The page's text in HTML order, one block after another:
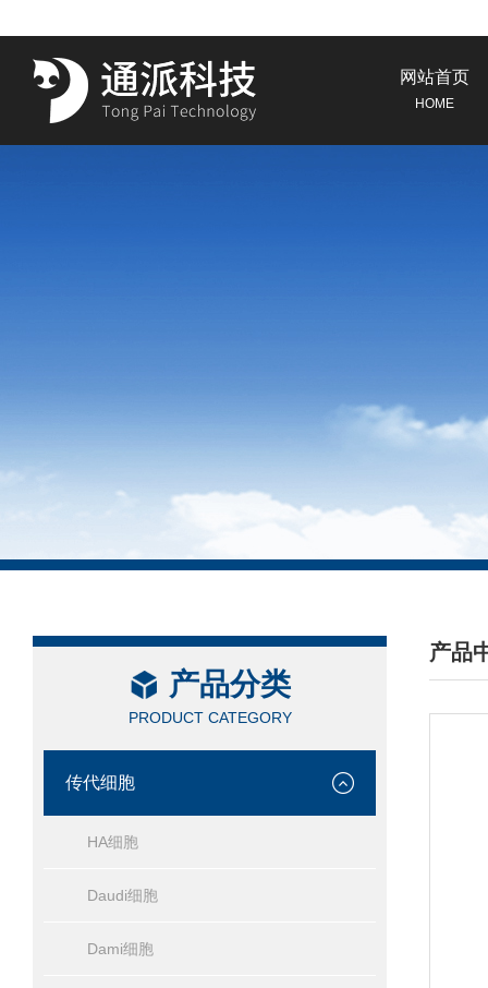
网站首页
HOME
产品分类
PRODUCT CATEGORY
传代细胞
HA细胞
Daudi细胞
Dami细胞
产品
/